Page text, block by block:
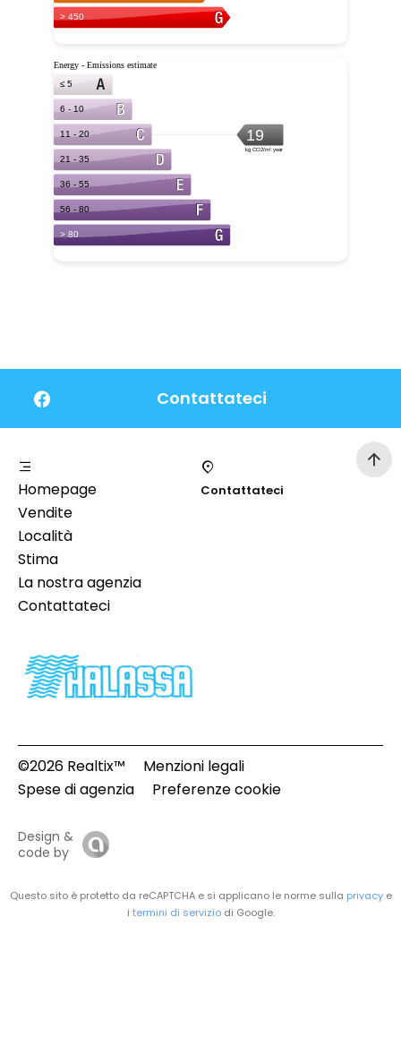
Contattateci
Homepage
Vendite
Località
Stima
La nostra agenzia
Contattateci
Contattateci
©2026 Realtix™
Menzioni legali
Spese di agenzia
Preferenze cookie
Design &
code by
Questo sito è protetto da reCAPTCHA e si applicano le norme sulla privacye
i termini di serviziodi Google.